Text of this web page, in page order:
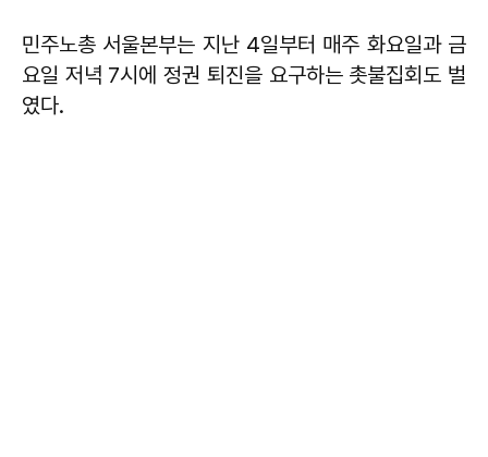
민주노총 서울본부는 지난 4일부터 매주 화요일과 금
요일 저녁 7시에 정권 퇴진을 요구하는 촛불집회도 벌
였다.